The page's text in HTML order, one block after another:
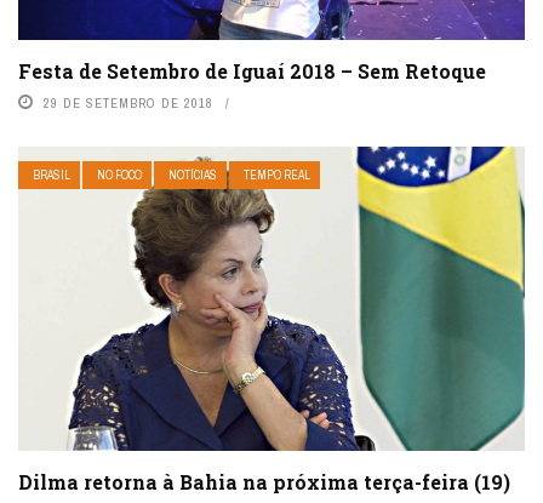
Festa de Setembro de Iguaí 2018 – Sem Retoque
29 DE SETEMBRO DE 2018
BRASIL NO FOCO NOTÍCIAS TEMPO REAL
Dilma retorna à Bahia na próxima terça-feira (19)